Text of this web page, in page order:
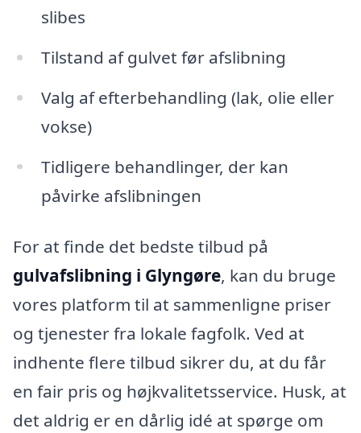
slibes
Tilstand af gulvet før afslibning
Valg af efterbehandling (lak, olie eller
vokse)
Tidligere behandlinger, der kan
påvirke afslibningen
For at finde det bedste tilbud på
gulvafslibning i Glyngøre, kan du bruge
vores platform til at sammenligne priser
og tjenester fra lokale fagfolk. Ved at
indhente flere tilbud sikrer du, at du får
en fair pris og højkvalitetsservice. Husk, at
det aldrig er en dårlig idé at spørge om